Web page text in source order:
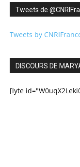
Tweets de
Tweets by
DISCOURS DE
[lyte